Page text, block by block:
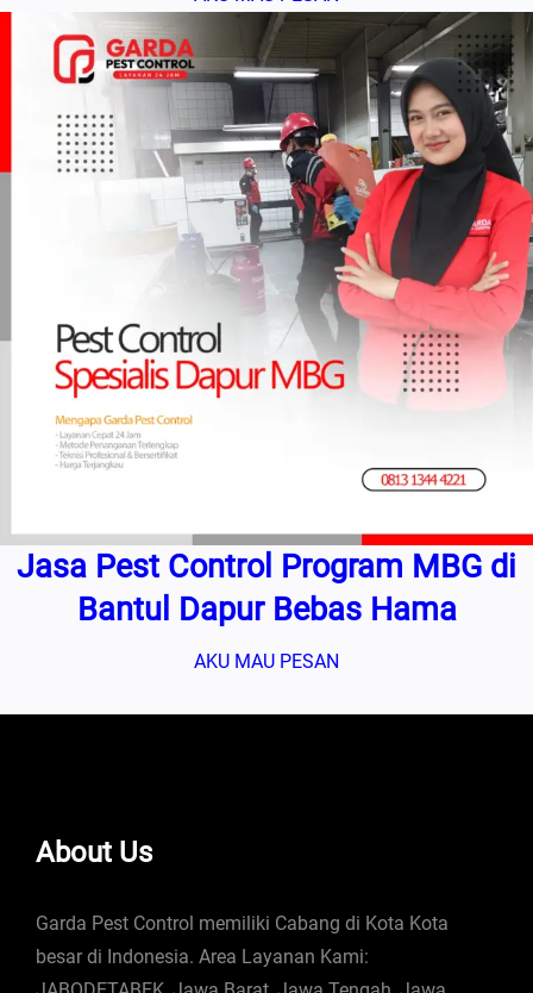
Jasa Pest Control Program MBG di
Bantul Dapur Bebas Hama
AKU MAU PESAN
About Us
Garda Pest Control memiliki Cabang di Kota Kota
besar di Indonesia. Area Layanan Kami: